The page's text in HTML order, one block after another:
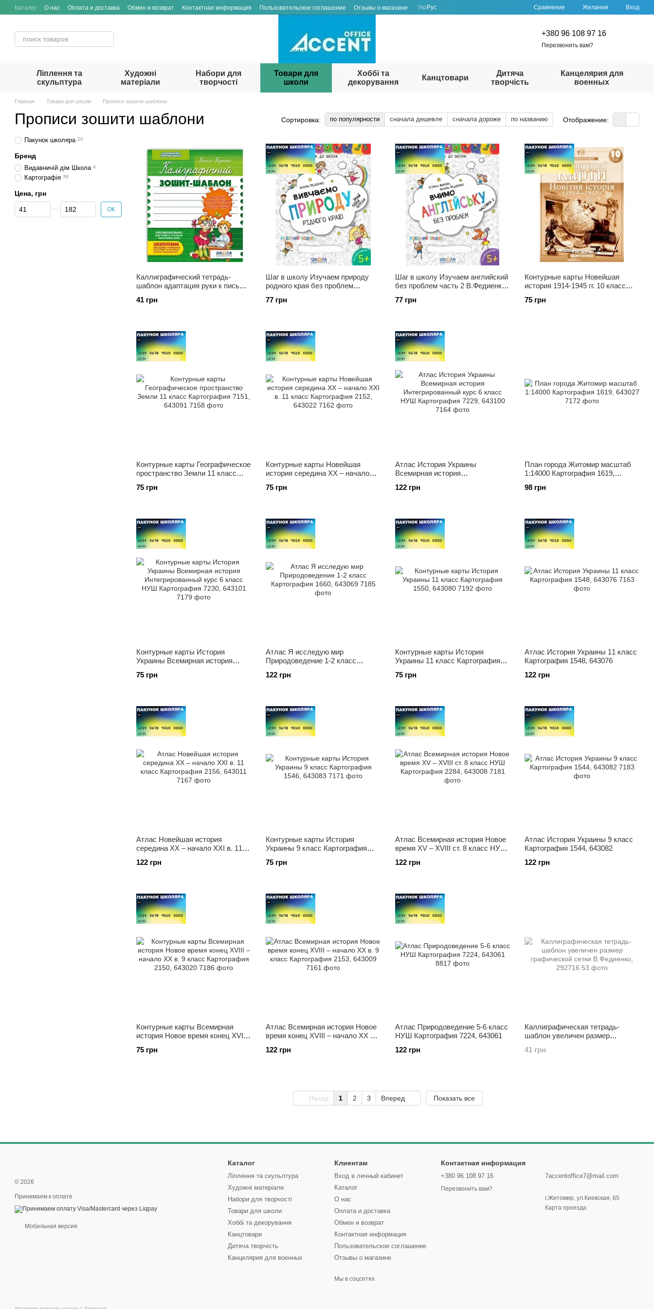
Перейти к основному контенту
Каталог О нас Оплата и доставка Обмен и возврат Контактная информация Пользовательское соглашение Отзывы о магазине Укр Рус Сравнение Желания Вход
+380 96 108 97 16
Перезвонить вам?
Ліплення та
скульптура
Художні
матеріали
Набори для
творчості
Товари для
школи
Хоббі та
декорування
Канцтовари
Дитяча
творчість
Канцелярия для
военных
Главная Товари для школи Прописи зошити шаблони
Прописи зошити шаблони Сортировка: по популярности сначала дешевле сначала дороже по названию Отображение:
Каллиграфический тетрадь-
шаблон адаптация руки к письму
В.Федиенко, 292723
41 грн
Шаг в школу Изучаем природу
родного края без проблем
77 грн
Шаг в школу Изучаем английский
без проблем часть 2 В.Федиенко
77 грн
Контурные карты Новейшая
история 1914-1945 гг. 10 класс
75 грн
Контурные карты Географическое
пространство Земли 11 класс
75 грн
Контурные карты Новейшая
история середина ХХ – начало
2152, 643022
75 грн
Атлас История Украины
Всемирная история
НУШ Картография 7229, 643100
122 грн
План города Житомир масштаб
1:14000 Картография 1619,
98 грн
Контурные карты История
Украины Всемирная история
НУШ Картография 7230, 643101
75 грн
Атлас Я исследую мир
Природоведение 1-2 класс
122 грн
Контурные карты История
Украины 11 класс Картография
75 грн
Атлас История Украины 11 класс
Картография 1548, 643076
122 грн
Атлас Новейшая история
середина ХХ – начало XXI в. 11
122 грн
Контурные карты История
Украины 9 класс Картография
75 грн
Атлас Всемирная история Новое
время XV – XVIII ст. 8 класс НУШ
122 грн
Атлас История Украины 9 класс
Картография 1544, 643082
122 грн
Контурные карты Всемирная
история Новое время конец XVIII
Картография 2150, 643020
75 грн
Атлас Всемирная история Новое
время конец XVIII – начало XX в.
643009
122 грн
Атлас Природоведение 5-6 класс
НУШ Картография 7224, 643061
122 грн
Каллиграфическая тетрадь-
шаблон увеличен размер
292716
41 грн
Назад 1 2 3 Вперед Показать все
Пакунок школяра 20
Бренд
Видавничій дім Школа 4
Картографія 38
Цена, грн
От Цена, грн
До Цена, грн OK
© 2026
Принимаем к оплате
Мобильная версия
Каталог
Ліплення та скульптура
Художні матеріали
Набори для творчості
Товари для школи
Хоббі та декорування
Канцтовари
Дитяча творчість
Канцелярия для военных
Клиентам
Вход в личный кабинет
Каталог
О нас
Оплата и доставка
Обмен и возврат
Контактная информация
Пользовательское соглашение
Отзывы о магазине
Мы в соцсетях
Контактная информация
+380 96 108 97 16
Перезвонить вам?
7accentoffice7@mail.com
г.Житомир, ул.Киевская, 65
Карта проезда